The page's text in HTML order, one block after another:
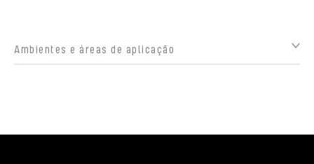
Ambientes e áreas de aplicação